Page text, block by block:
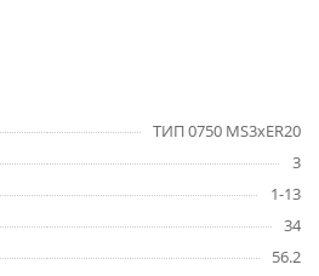
ТИП 0750 MS3xER20
3
1-13
34
56.2